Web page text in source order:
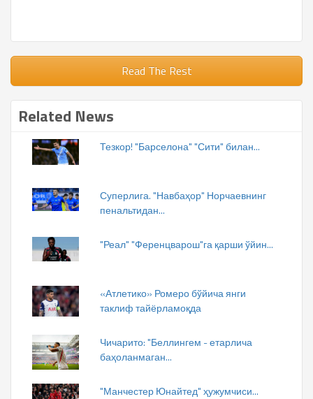
Read The Rest
Related News
Тезкор! "Барселона" "Сити" билан...
Суперлига. "Навбаҳор" Норчаевнинг
пенальтидан...
"Реал" "Ференцварош"га қарши ўйин...
«Атлетико» Ромеро бўйича янги
таклиф тайёрламоқда
Чичарито: "Беллингем - етарлича
баҳоланмаган...
"Манчестер Юнайтед" ҳужумчиси...